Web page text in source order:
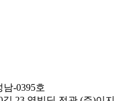
-0395호